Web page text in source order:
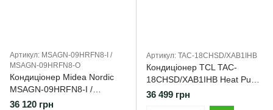
Артикул: MSAGN-09HRFN8-I /
MSAGN-09HRFN8-O
Кондиціонер Midea Nordic
MSAGN-09HRFN8-I /
MSAGN-09HRFN8-O
36 120 грн
Артикул: TAC-18CHSD/XAB1IHB
Кондиціонер TCL TAC-
18CHSD/XAB1IHB Heat Pump
Inverter R32 WI-FI
36 499 грн